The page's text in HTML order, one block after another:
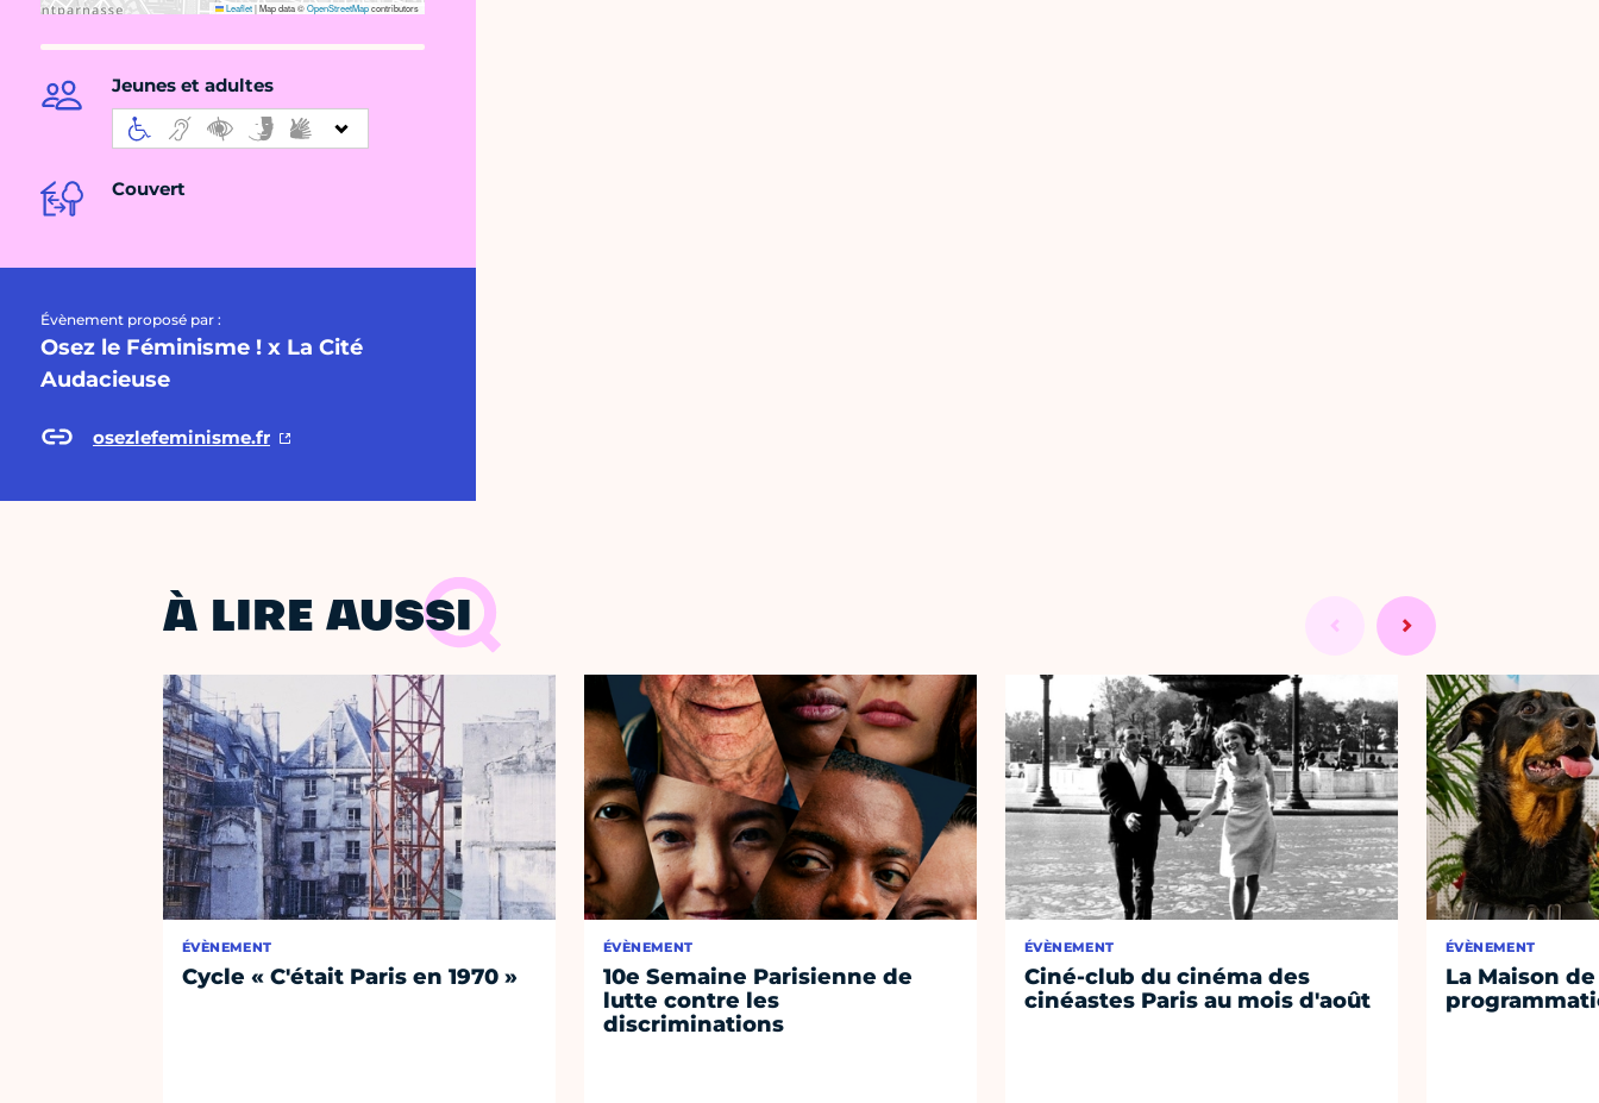
Leaflet|Map data ©OpenStreetMapcontributors
Jeunes et adultes
Couvert
Évènement proposé par :
Osez le Féminisme ! x La Cité
Audacieuse
osezlefeminisme.fr
À LIRE AUSSI
ÉVÈNEMENT
Cycle « C'était Paris en 1970 »
ÉVÈNEMENT
10e Semaine Parisienne de
lutte contre les
discriminations
ÉVÈNEMENT
Ciné-club du cinéma des
cinéastes Paris au mois d'août
ÉVÈNEMENT
La Maison